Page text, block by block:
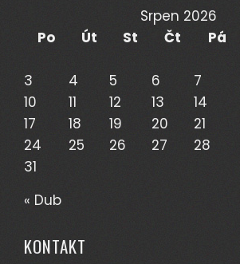
Srpen 2026
Po
Út St Čt Pá
3
4 5 6 7
10
11 12 13 14
17
18 19 20 21
24
25 26 27 28
31
« Dub
KONTAKT